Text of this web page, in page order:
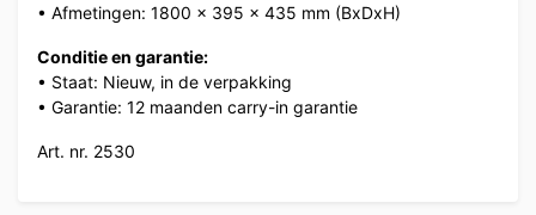
• Afmetingen: 1800 x 395 x 435 mm (BxDxH)
Conditie en garantie:
• Staat: Nieuw, in de verpakking
• Garantie: 12 maanden carry-in garantie
Art. nr. 2530